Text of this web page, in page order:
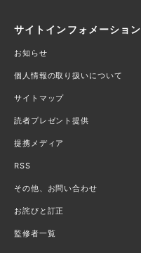
サイトインフォメーション
お知らせ
個人情報の取り扱いについて
サイトマップ
読者プレゼント提供
提携メディア
RSS
その他、お問い合わせ
お詫びと訂正
監修者一覧